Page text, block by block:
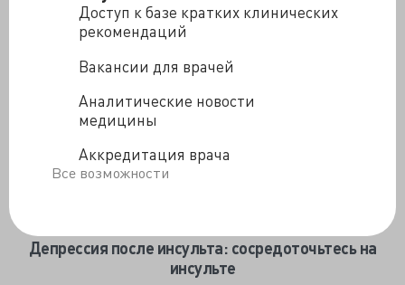
Доступ к базе кратких клинических
рекомендаций
Вакансии для врачей
Аналитические новости
медицины
Аккредитация врача
Все возможности
антидепрессанты, отчасти из-за их
антитромботического действия, могут увеличивать
воспаления, увеличения веса, кардиотоксичности и
гипертензии. Следовательно, это может вызвать
инсульт из-за повреждения кровеносных сосудов
головного мозга. Как исследование «случай–
контроль», так и перекрестное исследование
показали, что риск инсульта увеличивается на целых
Депрессия после инсульта: сосредоточьтесь на
инсульте